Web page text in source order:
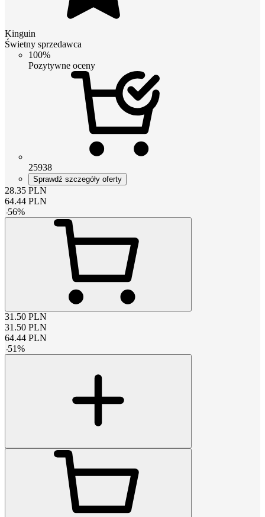
Kinguin
Świetny sprzedawca
100%
Pozytywne oceny
25938
Sprawdź szczegóły oferty
28.35 PLN
64.44 PLN
-56%
31.50 PLN
31.50 PLN
64.44 PLN
-51%